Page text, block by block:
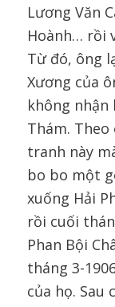
Lương Văn
Hoành… rồi
Từ đó, ông
Xương của
không nhận
Thám. Theo
tranh này
bo bo một
xuống Hải
rồi cuối
Phan Bội
tháng 3-
của họ. Sau